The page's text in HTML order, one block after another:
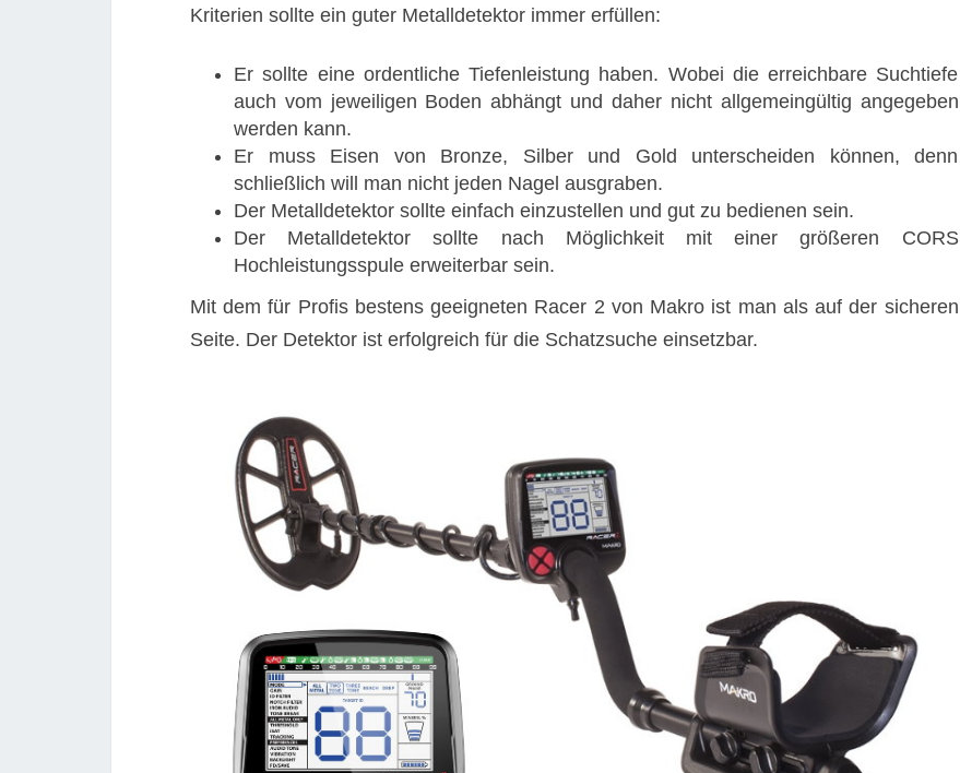
Kriterien sollte ein guter Metalldetektor immer erfüllen:
Er sollte eine ordentliche Tiefenleistung haben. Wobei die erreichbare Suchtiefe
auch vom jeweiligen Boden abhängt und daher nicht allgemeingültig angegeben
werden kann.
Er muss Eisen von Bronze, Silber und Gold unterscheiden können, denn
schließlich will man nicht jeden Nagel ausgraben.
Der Metalldetektor sollte einfach einzustellen und gut zu bedienen sein.
Der Metalldetektor sollte nach Möglichkeit mit einer größeren CORS
Hochleistungsspule erweiterbar sein.
Mit dem für Profis bestens geeigneten Racer 2 von Makro ist man als auf der sicheren
Seite. Der Detektor ist erfolgreich für die Schatzsuche einsetzbar.